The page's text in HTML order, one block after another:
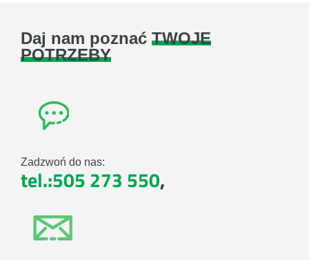
Daj nam poznać TWOJE
POTRZEBY
Zadzwoń do nas:
tel.:505 273 550,